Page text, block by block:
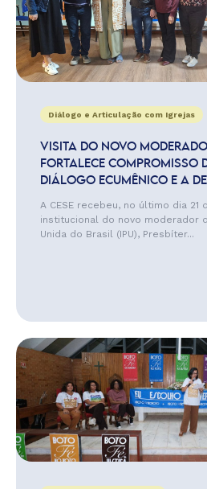
Diálogo e Articulação com Igrejas
VISITA DO NOVO
FORTALECE COMPROMISSO
DIÁLOGO ECUMÊNICO E A
A CESE recebeu, no último dia 21
institucional do novo moderador
Unida do Brasil (IPU), Presbíter...